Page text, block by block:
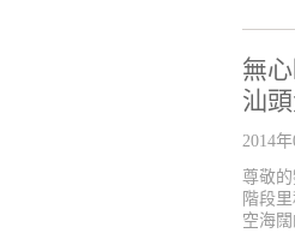
無
汕
2014
尊敬
階段
空海